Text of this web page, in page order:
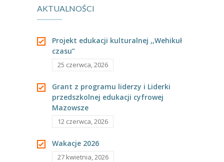
Recytatorski.
AKTUALNOŚCI
Projekt edukacji kulturalnej ,,Wehikuł
czasu”
25 czerwca, 2026
Grant z programu liderzy i Liderki
przedszkolnej edukacji cyfrowej
Mazowsze
12 czerwca, 2026
Wakacje 2026
27 kwietnia, 2026